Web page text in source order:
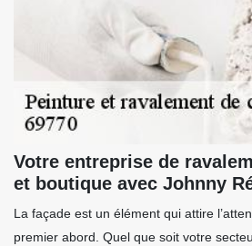
Votre entreprise de
et boutique avec Johnny
La façade est un élément qui attire
premier abord. Quel que soit votre